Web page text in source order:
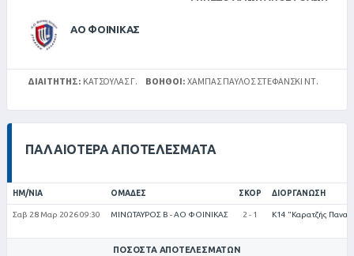
ΑΟ ΦΟΙΝΙΚΑΣ
ΔΙΑΙΤΗΤΉΣ: ΚΑΤΣΟΥΛΑΣ Γ. ΒΟΗΘΟΊ: ΧΆΜΠΑΣ ΠΑΎΛΟΣ ΣΤΕΦΑΝΣΚΙ ΝΤ.
ΠΑΛΑΙΌΤΕΡΑ ΑΠΟΤΕΛΈΣΜΑΤΑ
ΗΜ/ΝΊΑ ΟΜΆΔΕΣ ΣΚΟΡ ΔΙΟΡΓΆΝΩΣΗ
Σαβ 28 Μαρ 2026 09:30 ΜΙΝΩΤΑΥΡΟΣ Β - ΑΟ ΦΟΙΝΙΚΑΣ 2 - 1 Κ14 "Καρατζής
ΠΟΣΟΣΤΆ ΑΠΟΤΕΛΕΣΜΆΤΩΝ